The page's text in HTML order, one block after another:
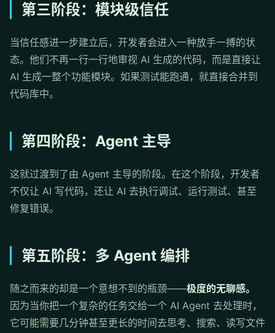
第三阶段：模块级信任
当信任感进一步建立后，开发者会进入一种放手一搏的状
态。他们不再一行一行地审视 AI 生成的代码，而是直接让
AI 生成一整个功能模块。如果测试能跑通，就直接合并到
代码库中。
第四阶段：Agent 主导
这就过渡到了由 Agent 主导的阶段。在这个阶段，开发者
不仅让 AI 写代码，还让 AI 去执行调试、运行测试、甚至
修复错误。
第五阶段：多 Agent 编排
随之而来的却是一个意想不到的瓶颈——极度的无聊感。
因为当你把一个复杂的任务交给一个 AI Agent 去处理时，
它可能需要几分钟甚至更长的时间去思考、搜索、读写文件